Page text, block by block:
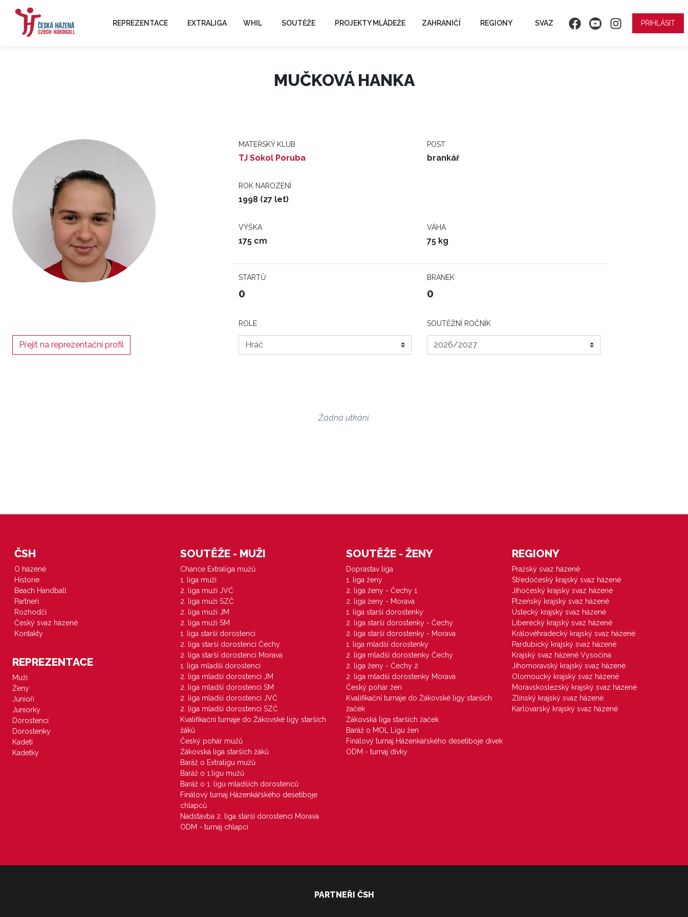
REPREZENTACE EXTRALIGA WHIL SOUTĚŽE PROJEKTY MLÁDEŽE ZAHRANIČÍ REGIONY SVAZ PŘIHLÁSIT
MUČKOVÁ HANKA
MATEŘSKÝ KLUB
TJ Sokol Poruba
POST
brankář
ROK NAROZENÍ
1998 (27 let)
VÝŠKA
175 cm
VÁHA
75 kg
STARTŮ
0
BRANEK
0
Přejít na reprezentační profil
ROLE SOUTĚŽNÍ ROČNÍK
Žádná utkání.
ČSH
O házené
Historie
Beach Handball
Partneři
Rozhodčí
Český svaz házené
Kontakty
REPREZENTACE
Muži
Ženy
Junioři
Juniorky
Dorostenci
Dorostenky
Kadeti
Kadetky
SOUTĚŽE - MUŽI
Chance Extraliga mužů
1. liga muži
2. liga muži JVČ
2. liga muži SZČ
2. liga muži JM
2. liga muži SM
1. liga starší dorostenci
2. liga starší dorostenci Čechy
2. liga starší dorostenci Morava
1. liga mladší dorostenci
2. liga mladší dorostenci JM
2. liga mladší dorostenci SM
2. liga mladší dorostenci JVČ
2. liga mladší dorostenci SZČ
Kvalifikační turnaje do Žákovské ligy starších
žáků
Český pohár mužů
Žákovská liga starších žáků
Baráž o Extraligu mužů
Baráž o 1.ligu mužů
Baráž o 1. ligu mladších dorostenců
Finálový turnaj Házenkářského desetiboje
chlapců
Nadstavba 2. liga starší dorostenci Morava
ODM - turnaj chlapci
SOUTĚŽE - ŽENY
Doprastav liga
1. liga ženy
2. liga ženy - Čechy 1
2. liga ženy - Morava
1. liga starší dorostenky
2. liga starší dorostenky - Čechy
2. liga starší dorostenky - Morava
1. liga mladší dorostenky
2. liga mladší dorostenky Čechy
2. liga ženy - Čechy 2
2. liga mladší dorostenky Morava
Český pohár žen
Kvalifikační turnaje do Žákovské ligy starších
žaček
Žákovská liga starších žaček
Baráž o MOL Ligu žen
Finálový turnaj Házenkářského desetiboje dívek
ODM - turnaj dívky
REGIONY
Pražský svaz házené
Středočeský krajský svaz házené
Jihočeský krajský svaz házené
Plzeňský krajský svaz házené
Ústecký krajský svaz házené
Liberecký krajský svaz házené
Královéhradecký krajský svaz házené
Pardubický krajský svaz házené
Krajský svaz házené Vysočina
Jihomoravský krajský svaz házené
Olomoucký krajský svaz házené
Moravskoslezský krajský svaz házené
Zlínský krajský svaz házené
Karlovarský krajský svaz házené
PARTNEŘI ČSH